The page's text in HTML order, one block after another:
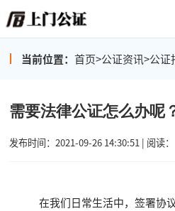
当前位置： 首页>公证资讯>公证
需要法律公证怎么办呢
发布时间：2021-09-26 14:30:51 | 阅读
在我们日常生活中，签署协